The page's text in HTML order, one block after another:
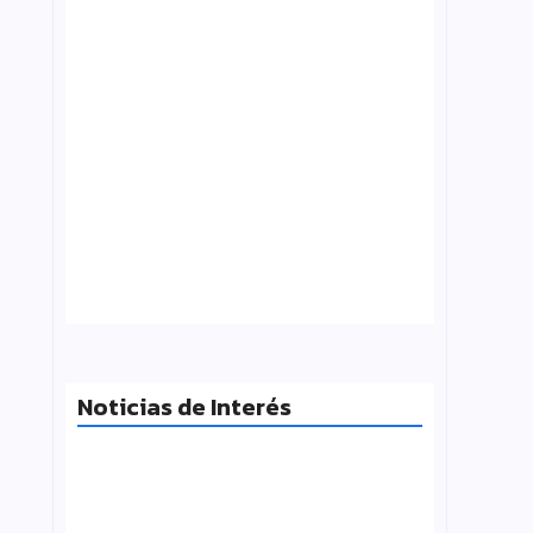
Noticias de Interés